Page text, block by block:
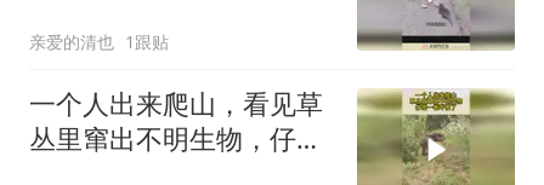
亲爱的清也 1跟贴
一个人出来爬山，看见草
丛里窜出不明生物，仔细